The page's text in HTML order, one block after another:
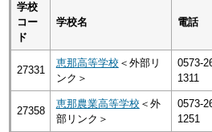
学校
コー
ド
学校名 電話
27331
恵那高等学校 ＜外部リ
ンク＞
0573-
1311
27358
恵那農業高等学校 ＜外
部リンク＞
0573-
1251